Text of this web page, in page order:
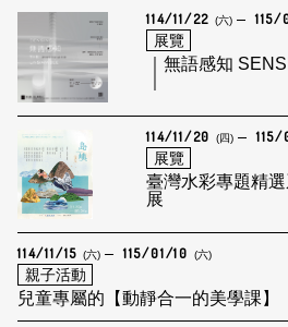
114/11/22 (六) 115/
展覽
｜無語感知
114/11/20 (四)
展覽
臺灣水彩專題精
展
114/11/15 (六) 115/01/10 (六)
親子活動
兒童專屬的【動靜合一的美學課】